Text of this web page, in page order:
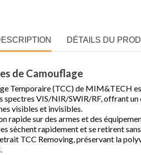
DÉTAILS DU
de Camouflage
Temporaire (TCC) de MIM&TECH
spectres VIS/NIR/SWIR/RF, offrant un
visibles et invisibles.
rapide sur des armes et des
sèchent rapidement et se retirent
TCC Removing, préservant la